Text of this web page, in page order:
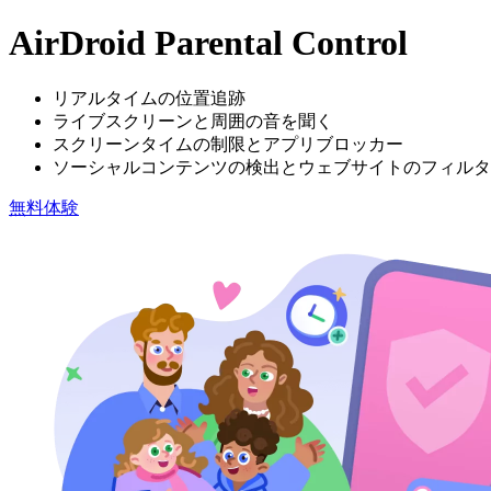
AirDroid Parental Control
リアルタイムの位置追跡
ライブスクリーンと周囲の音を聞く
スクリーンタイムの制限とアプリブロッカー
ソーシャルコンテンツの検出とウェブサイトのフィル
無料体験